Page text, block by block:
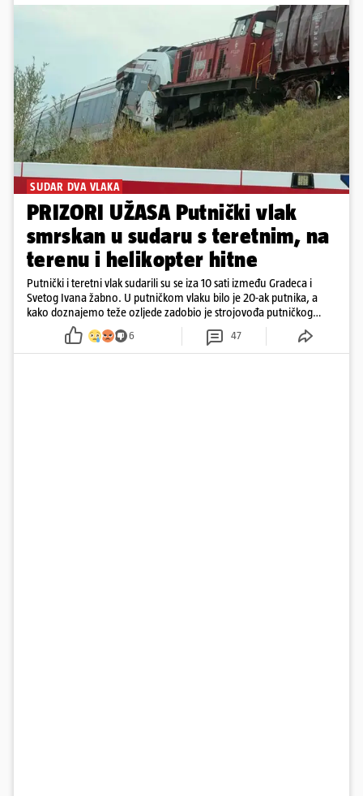
SUDAR DVA VLAKA
PRIZORI UŽASA Putnički vlak
smrskan u sudaru s teretnim, na
terenu i helikopter hitne
Putnički i teretni vlak sudarili su se iza 10 sati između Gradeca i
Svetog Ivana žabno. U putničkom vlaku bilo je 20-ak putnika, a
kako doznajemo teže ozljede zadobio je strojovođa putničkog
vlaka. Zatvoren je promet, a fotoreporteri Prigorskog objavili su
prve snimke s mjesta sudara
6 47